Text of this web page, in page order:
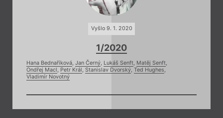
Vyšlo 9. 1. 2020
1/2020
Hana Bednaříková, Jan Černý, Lukáš Senft, Matěj Senft,
Ondřej Macl, Petr Král, Stanislav Dvorský, Ted Hughes,
Vladimír Novotný